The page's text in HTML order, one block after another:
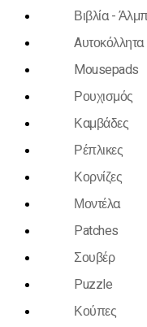
Βιβλία -
Aυτοκόλλητα
Mousepads
Ρουχισμός
Καμβάδες
Ρέπλικες
Κορνίζες
Μοντέλα
Patches
Σουβέρ
Puzzle
Κούπες